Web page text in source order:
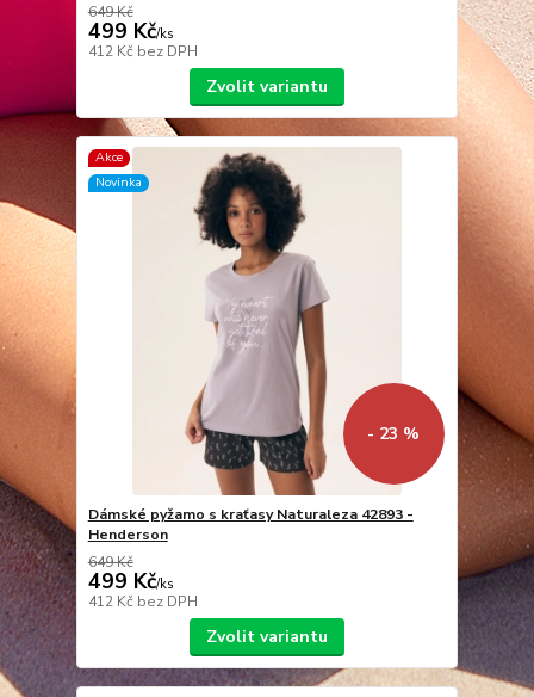
649 Kč
499 Kč/ks
412 Kč bez DPH
Zvolit variantu
Akce
Novinka
- 23 %
Dámské pyžamo s kraťasy Naturaleza 42893 -
Henderson
649 Kč
499 Kč/ks
412 Kč bez DPH
Zvolit variantu